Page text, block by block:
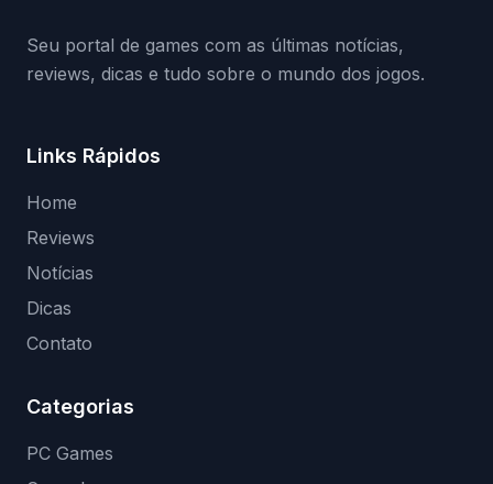
Seu portal de games com as últimas notícias,
reviews, dicas e tudo sobre o mundo dos jogos.
Links Rápidos
Home
Reviews
Notícias
Dicas
Contato
Categorias
PC Games